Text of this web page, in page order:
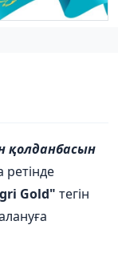
қолданбасын
ретінде
Gold" тегін